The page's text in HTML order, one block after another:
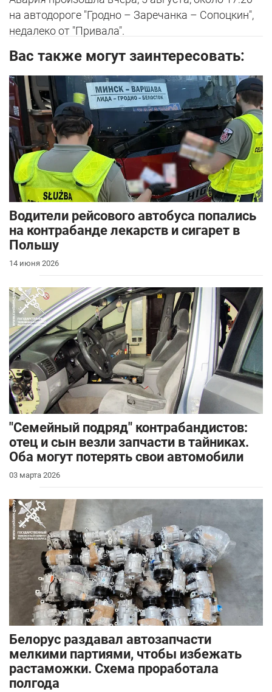
на автодороге "Гродно – Заречанка – Сопоцкин",
недалеко от "Привала".
Вас также могут заинтересовать:
Водители рейсового автобуса попались
на контрабанде лекарств и сигарет в
Польшу
14 июня 2026
"Семейный подряд" контрабандистов:
отец и сын везли запчасти в тайниках.
Оба могут потерять свои автомобили
03 марта 2026
Белорус раздавал автозапчасти
мелкими партиями, чтобы избежать
растаможки. Схема проработала
полгода